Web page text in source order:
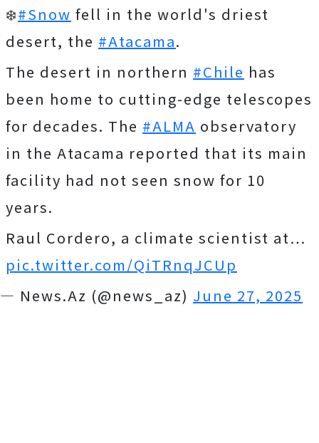
❄️#Snow fell in the world's driest
desert, the #Atacama.
The desert in northern #Chile has
been home to cutting-edge telescopes
for decades. The #ALMA observatory
in the Atacama reported that its main
facility had not seen snow for 10
years.
Raul Cordero, a climate scientist at…
pic.twitter.com/QiTRnqJCUp
— News.Az (@news_az) June 27, 2025